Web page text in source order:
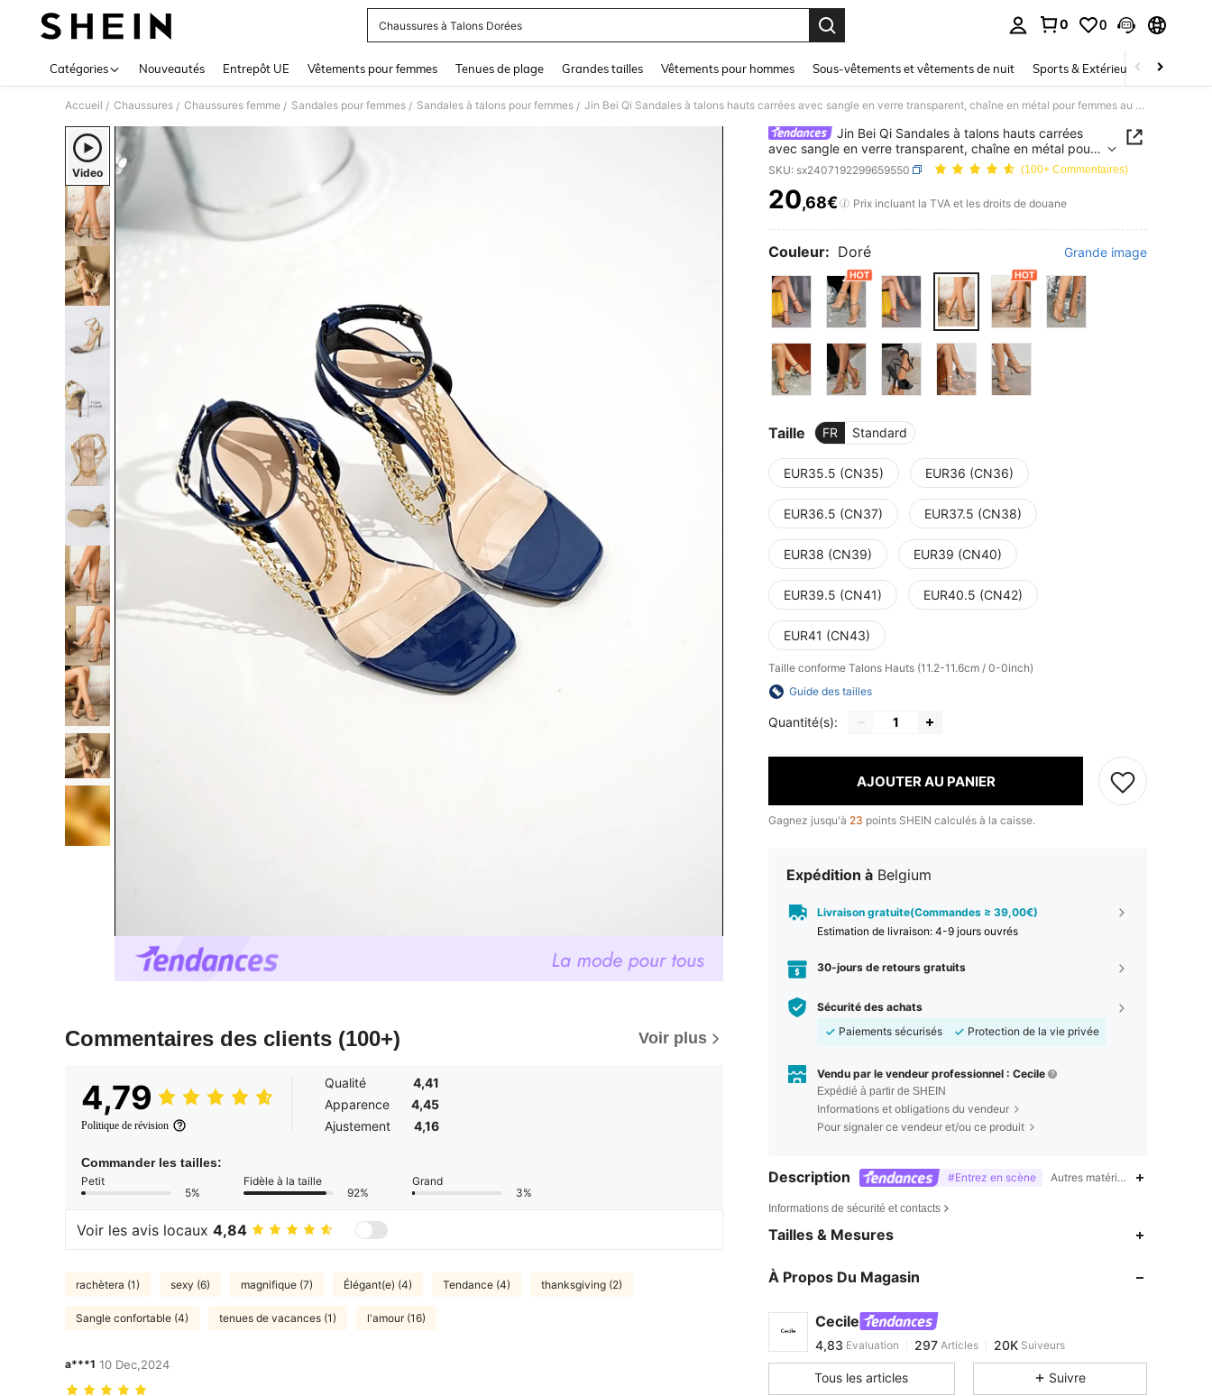
Chaussures à Talons Dorées
0 0
Catégories Nouveautés Entrepôt UE Vêtements pour femmes Tenues de plage Grandes tailles Vêtements pour hommes Sous-vêtements et vêtements de nuit Sports & Extérieur Enfants
Accueil / Chaussures / Chaussures femme / Sandales pour femmes / Sandales à talons pour femmes / Jin Bei Qi Sandales à talons hauts carrées avec sangle en verre transparent, chaîne en métal pour femmes au printemps/été. Élégantes, glamour, talons hauts dorés de mode pour soirée sexy, talons aiguilles
Video
Commentaires des clients (100+) Voir plus
4,79
Politique de révision
Qualité
4,41
Apparence
4,45
Ajustement
4,16
Commander les tailles:
Petit
5%
Fidèle à la taille
92%
Grand
3%
Voir les avis locaux 4,84
rachètera (1) sexy (6) magnifique (7) Élégant(e) (4) Tendance (4) thanksgiving (2)
Sangle confortable (4) tenues de vacances (1) l'amour (16)
a***1 10 Dec,2024
Jin Bei Qi Sandales à talons hauts carrées
avec sangle en verre transparent, chaîne en métal pour
femmes au printemps/été. Élégantes, glamour, talons
hauts dorés de mode pour soirée sexy, talons aiguilles
SKU: sx2407192299659550 (100+ Commentaires)
PRICE AND AVAILABILITY
20,68€ Prix incluant la TVA et les droits de douane
Couleur: Doré Grande image
Taille FR Standard
EUR35.5 (CN35) EUR36 (CN36)
EUR36.5 (CN37) EUR37.5 (CN38)
EUR38 (CN39) EUR39 (CN40)
EUR39.5 (CN41) EUR40.5 (CN42)
EUR41 (CN43)
Taille conforme Talons Hauts (11.2-11.6cm / 0-0inch)
Guide des tailles
Quantité(s):
AJOUTER AU PANIER
Gagnez jusqu'à 23 points SHEIN calculés à la caisse.
Expédition à Belgium
Livraison gratuite(Commandes ≥ 39,00€)
Estimation de livraison: 4-9 jours ouvrés
30-jours de retours gratuits
Sécurité des achats
Paiements sécurisés
Protection de la vie privée
Vendu par le vendeur professionnel : Cecile
Expédié à partir de SHEIN
Informations et obligations du vendeur
Pour signaler ce vendeur et/ou ce produit
Description #Entrez en scène Autres matériaux,Autres
Informations de sécurité et contacts
Tailles & Mesures
À Propos Du Magasin
Cecile
4,83
297
Evaluation 297
c***nest en train de naviguer
4,83 297
20K
4,83
Tous les articles Suivre